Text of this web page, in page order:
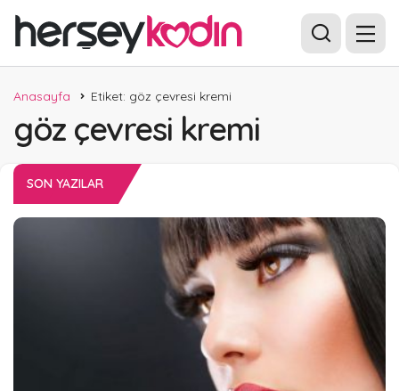
Anasayfa Etiket: göz çevresi kremi
göz çevresi kremi
SON YAZILAR